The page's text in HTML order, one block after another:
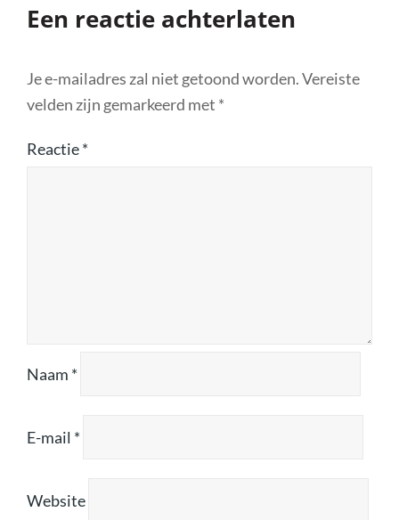
Een reactie achterlaten
Je e-mailadres zal niet getoond worden.Vereiste
velden zijn gemarkeerd met *
Reactie*
Naam *
E-mail *
Website